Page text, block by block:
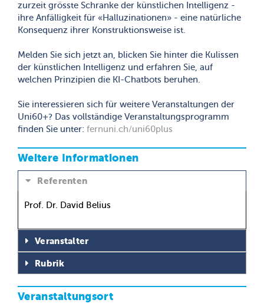
zurzeit grösste Schranke der künstlichen Intelligenz -
ihre Anfälligkeit für «Halluzinationen» - eine natürliche
Konsequenz ihrer Konstruktionsweise ist.
Melden Sie sich jetzt an, blicken Sie hinter die Kulissen
der künstlichen Intelligenz und erfahren Sie, auf
welchen Prinzipien die KI-Chatbots beruhen.
Sie interessieren sich für weitere Veranstaltungen der
Uni60+? Das vollständige Veranstaltungsprogramm
finden Sie unter: fernuni.ch/uni60plus
Weitere Informationen
Referenten
Prof. Dr. David Belius
Veranstalter
Rubrik
Veranstaltungsort